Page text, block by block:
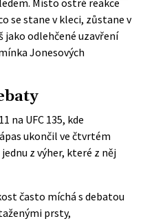
Místo ostré reakce
se stane v kleci, zůstane v
jako odlehčené uzavření
Jonesových
na UFC 135, kde
ukončil ve čtvrtém
z výher, které z něj
často míchá s debatou
prsty,